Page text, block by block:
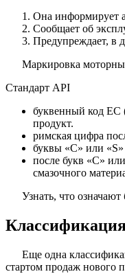
Она информирует
Сообщает об
Предупреждает, в
Маркировка
Стандарт API
буквенный код ЕС
продукт.
римская цифра
буквы «С» или «S»
после букв «С»
смазочного
Узнать, что
Еще одна
стартом продаж нового